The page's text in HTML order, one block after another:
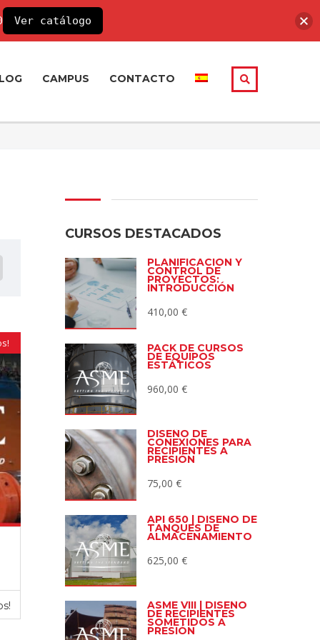
CAMPUS CONTACTO
CURSOS DESTACADOS
PLANIFICACIÓN Y
CONTROL DE
PROYECTOS:
INTRODUCCIÓN
410,00 €
PACK DE CURSOS
DE EQUIPOS
ESTÁTICOS
960,00 €
DISEÑO DE
CONEXIONES PARA
RECIPIENTES A
PRESIÓN
75,00 €
API 650 | DISEÑO DE
TANQUES DE
ALMACENAMIENTO
625,00 €
ASME VIII | DISEÑO
DE RECIPIENTES
SOMETIDOS A
PRESIÓN
Ver catálogo